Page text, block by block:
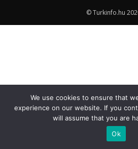
© Turkinfo.hu
We use cookies to ensure that
experience on our website. If you
will assume that you are
Ok